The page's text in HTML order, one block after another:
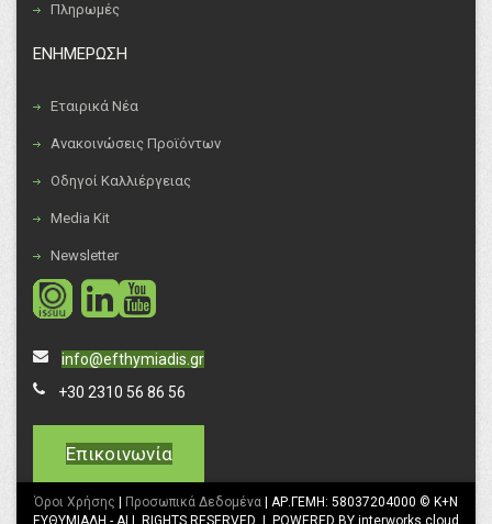
Πληρωμές
ΕΝΗΜΕΡΩΣΗ
Εταιρικά Νέα
Ανακοινώσεις Προϊόντων
Οδηγοί Καλλιέργειας
Media Kit
Newsletter
social
social
info@efthymiadis.gr
+30 2310 56 86 56
Επικοινωνία
Όροι Χρήσης Προσωπικά Δεδομένα | ΑΡ.ΓΕΜΗ: 58037204000 © K+N